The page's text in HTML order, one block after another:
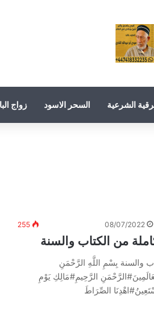
الشرعية السحر الاسود زواج
08/07/2022
255
من الكتاب والسنة
والسنة بِسْمِ اللَّهِ الرَّحْمَنِ
الرَّحِيمِ#مَالِكِ يَوْمِ
الصِّرَاطَ